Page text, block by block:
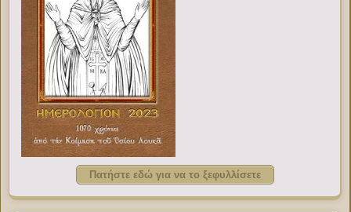
Πατήστε εδώ για να το ξεφυλλίσετε